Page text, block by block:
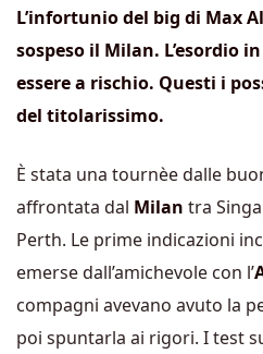
L’infortunio del big di Max
sospeso il Milan. L’esordio
essere a rischio. Questi i
del titolarissimo.
È stata una tournèe dalle
affrontata dal Milan tra
Perth. Le prime indicazioni
emerse dall’amichevole con l’
compagni avevano avuto la
poi spuntarla ai rigori. I test